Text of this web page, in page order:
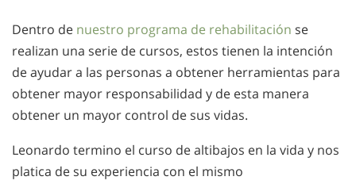
Dentro de nuestro programa de rehabilitación se
realizan una serie de cursos, estos tienen la intención
de ayudar a las personas a obtener herramientas para
obtener mayor responsabilidad y de esta manera
obtener un mayor control de sus vidas.
Leonardo termino el curso de altibajos en la vida y nos
platica de su experiencia con el mismo